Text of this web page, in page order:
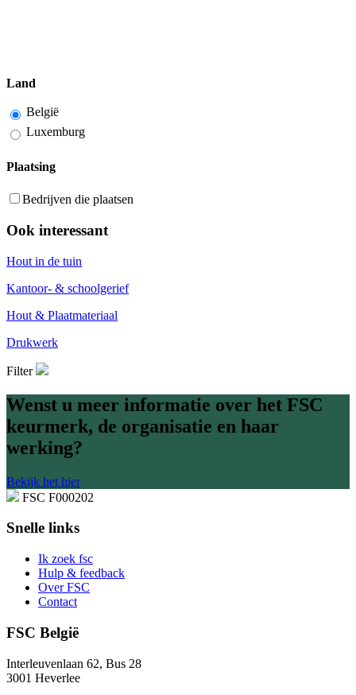
Land
België
Luxemburg
Plaatsing
Bedrijven die plaatsen
Ook interessant
Hout in de tuin
Kantoor- & schoolgerief
Hout & Plaatmateriaal
Drukwerk
Filter
Wenst u meer informatie over het FSC
keurmerk, de organisatie en haar
werking?
Bekijk het hier
FSC F000202
Snelle links
Ik zoek fsc
Hulp & feedback
Over FSC
Contact
FSC België
Interleuvenlaan 62, Bus 28
3001 Heverlee